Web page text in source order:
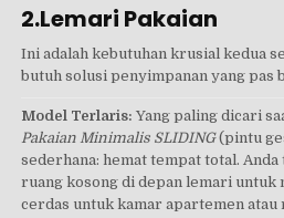
2.Lemari Pakaian
Ini adalah kebutuhan krusial kedua
butuh solusi penyimpanan yang pas
Model Terlaris: Yang paling dicari
Pakaian Minimalis SLIDING(pintu
sederhana: hemat tempat total.
ruang kosong di depan lemari untuk
cerdas untuk kamar apartemen atau